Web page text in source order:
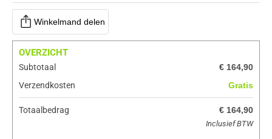
Winkelmand delen
OVERZICHT
Subtotaal
€ 164,90
Verzendkosten
Gratis
Totaalbedrag € 164,90
Inclusief BTW